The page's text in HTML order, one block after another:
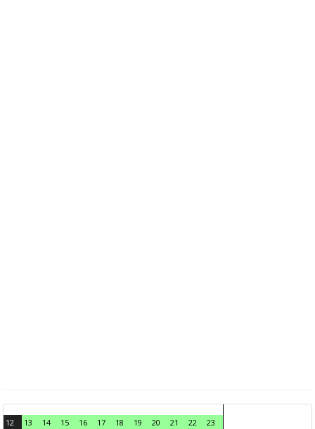
12 13 14 15 16 17 18 19 20 21 22
23